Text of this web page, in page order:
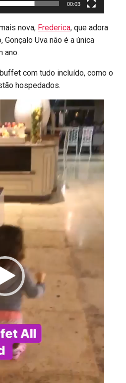
00:03
nova, Frederica, que adora
Gonçalo Uva não é a única
ano.
com tudo incluído, como o
hospedados.